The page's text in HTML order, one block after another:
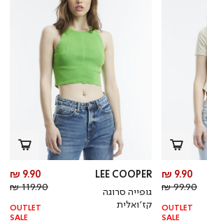
מחיר
מוצר
9.90 ₪
מחיר
רגיל
99.90 ₪
OUTLET
SALE
LEE COOPER
גופייה סרוגה
קז’ואלית
9.90 ₪
119.90 ₪
OUTLET
SALE